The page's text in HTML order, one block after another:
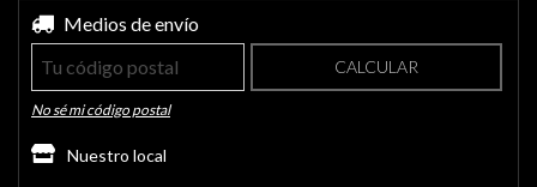
Entregas para el CP:
Medios de envío
CALCULAR
No sé mi código postal
Nuestro local